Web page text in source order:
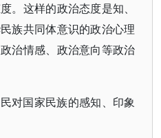
。这样的政治态度是知、
族共同体意识的政治心理
治情感、政治意向等政治
对国家民族的感知、印象